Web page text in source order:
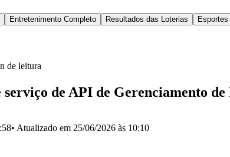
Entretenimento Completo Resultados das Loterias
de leitura
de API de Gerenciamento
• Atualizado em 25/06/2026 às 10:10